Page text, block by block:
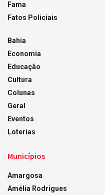
Fama
Fatos Policiais
Bahia
Economia
Educação
Cultura
Colunas
Geral
Eventos
Loterias
Municípios
Amargosa
Amélia Rodrigues